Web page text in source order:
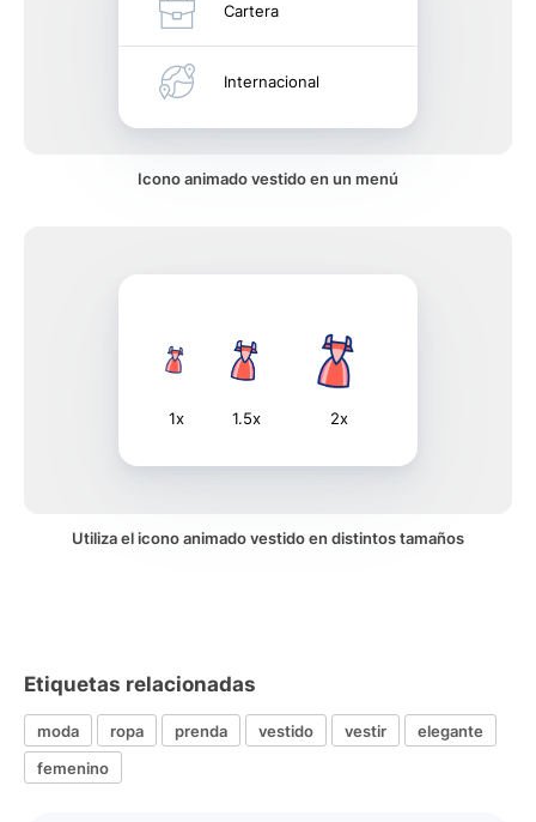
Cartera
Internacional
Icono animado vestido en un menú
1x 1.5x 2x
Utiliza el icono animado vestido en distintos tamaños
Etiquetas relacionadas
moda ropa prenda vestido vestir
elegante
femenino